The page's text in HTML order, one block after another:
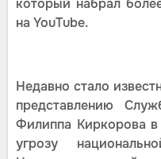
на YouTube.
Недавно стало
представлению
Филиппа Киркорова
угрозу